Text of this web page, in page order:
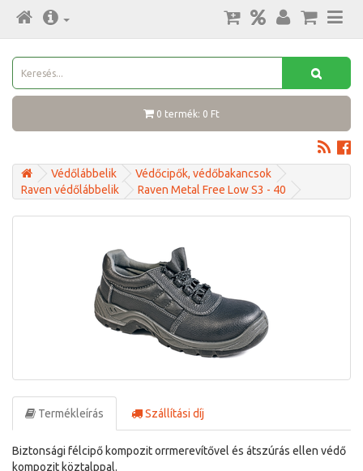
0 termék: 0 Ft
Védőlábbelik
Védőcipők, védőbakancsok
Raven védőlábbelik
Raven Metal Free Low S3 - 40
Termékleírás Szállítási díj
Biztonsági félcipő kompozit orrmerevítővel és átszúrás ellen védő
kompozit köztalppal.